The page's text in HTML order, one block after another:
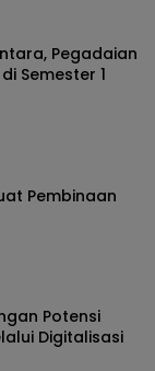
Pegadaian
Semester 1
Pembinaan
Potensi
Digitalisasi